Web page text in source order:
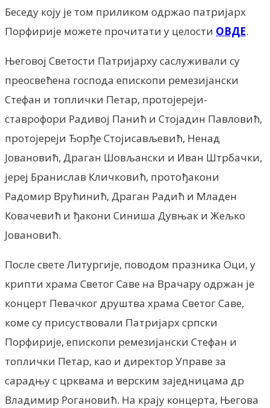
Беседу коју је том приликом одржао патријарх
Порфирије можете прочитати у целости ОВДЕ.
Његовој Светости Патријарху саслуживали су
преосвећена господа епископи ремезијански
Стефан и топлички Петар, протојереји-
ставрофори Радивој Панић и Стојадин Павловић,
протојереји Ђорђе Стојисављевић, Ненад
Јовановић, Драган Шовљански и Иван Штрбачки,
јереј Бранислав Кличковић, протођакони
Радомир Врућинић, Драган Радић и Младен
Ковачевић и ђакони Синиша Дувњак и Жељко
Јовановић.
После свете Литургије, поводом празника Оци, у
крипти храма Светог Саве на Врачару одржан је
концерт Певачког друштва храма Светог Саве,
коме су присуствовали Патријарх српски
Порфирије, епископи ремезијански Стефан и
топлички Петар, као и директор Управе за
сарадњу с црквама и верским заједницама др
Владимир Рогановић. На крају концерта, Његова